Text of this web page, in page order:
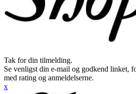
Tak for din tilmelding.
Se venligst din e-mail og godkend linket,
med rating og anmeldelserne.
x